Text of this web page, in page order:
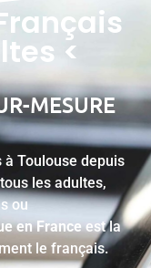
<
MESURE
à Toulouse depuis
les adultes,
ou
en Franceest la
le français.